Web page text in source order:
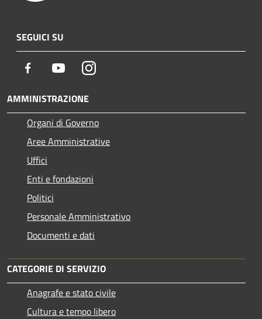
SEGUICI SU
Facebook YoutubeInstagram
AMMINISTRAZIONE
Organi di Governo
Aree Amministrative
Uffici
Enti e fondazioni
Politici
Personale Amministrativo
Documenti e dati
CATEGORIE DI SERVIZIO
Anagrafe e stato civile
Cultura e tempo libero